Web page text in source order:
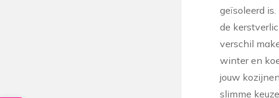
geïsoleerd
de
verschil
winter en
jouw
slimme